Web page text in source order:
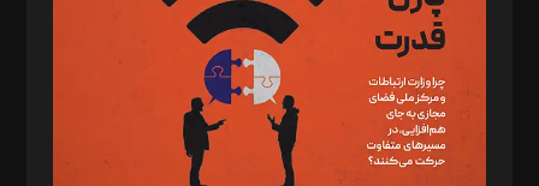
رستمی،مصطفی باستان
ویرایش: نگار استاد‌‌آقا
طراح یونیفرم: مجید توکلی
فیلمبرداری و عکاسی: امیر شفیعی، مانی لطفی زاده
گرافیک و صفحه‌آرایی: سید‌سبحان‌علی ثابت